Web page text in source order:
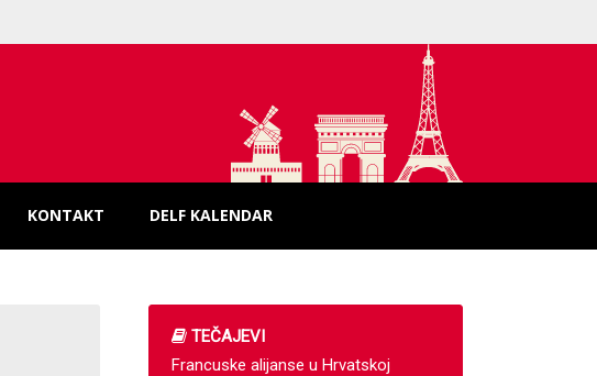
KONTAKT DELF KALENDAR
TEČAJEVI
Francuske alijanse u Hrvatskoj